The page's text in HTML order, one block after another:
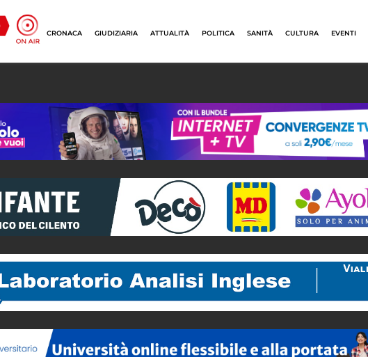
CRONACA GIUDIZIARIA ATTUALITÀ POLITICA SANITÀ CULTURA EVENTI